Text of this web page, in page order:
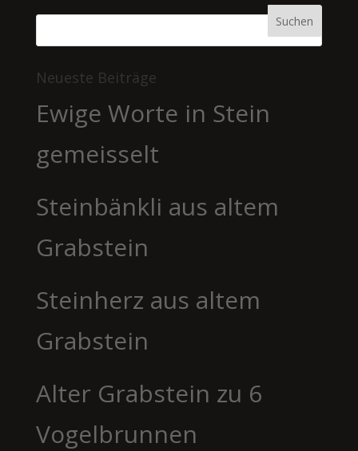
Neueste Beiträge
Ewige Worte in Stein
gemeisselt
Steinbänkli aus altem
Grabstein
Steinherz aus altem
Grabstein
Alter Grabstein zu 6
Vogelbrunnen